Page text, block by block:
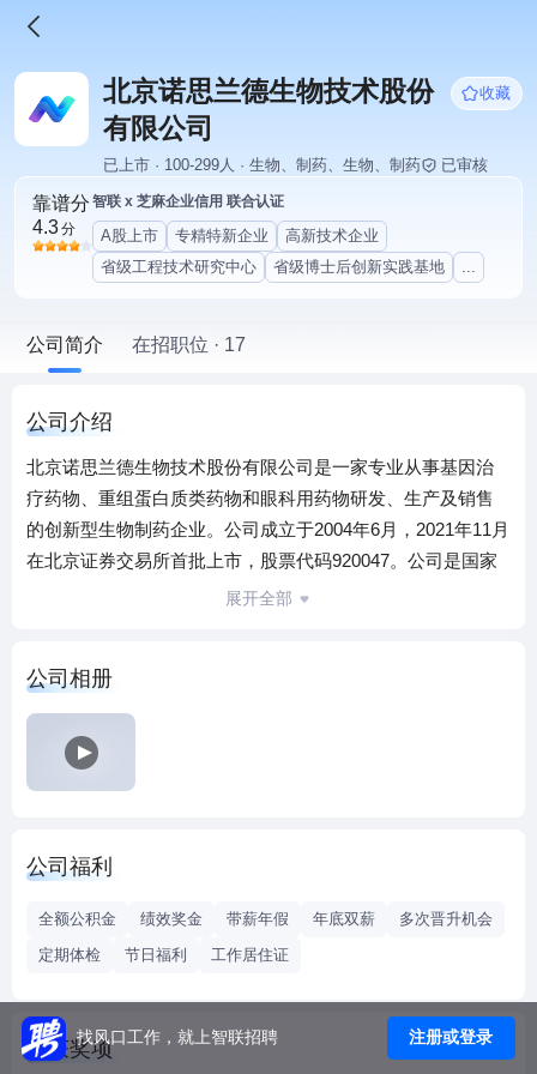
北京诺思兰德生物技术股份
有限公司
收藏
已上市 · 100-299人 · 生物、制药、生物、制药 已审核
靠谱分
4.3分
智联 x 芝麻企业信用 联合认证
A股上市 专精特新企业
高新技术企业
省级工程技术研究中心
省级博士后创新实践基地 ...
公司简介 在招职位 · 17
公司介绍
北京诺思兰德生物技术股份有限公司是一家专业从事基因治
疗药物、重组蛋白质类药物和眼科用药物研发、生产及销售
的创新型生物制药企业。公司成立于2004年6月，2021年11月
在北京证券交易所首批上市，股票代码920047。公司是国家
火炬计划重点高新技术企业、北京科技研究开发机构、北京
市“专精特新”中小企业。
公司拥有一支高素质研发及管理团队，在临床前研究、临床
研究、生产与质量管理、药厂建设、药品经营等方面积累了
项目提供了保障。公司坚持以临床需求为导向，依托自主核
公司药品研发管线丰富且具有较高的成熟度，目前在研11个
段。其中重组人肝细胞生长因子裸质粒注射液（代号NL003）
完成Ⅲ期临床研究并申报NDA；注射用重组人白细胞介素
展开全部
公司相册
公司福利
全额公积金 绩效奖金 带薪年假 年底双薪
多次晋升机会
定期体检
节日福利 工作居住证
荣获奖项找风口工作，就上智联招聘 注册或登录